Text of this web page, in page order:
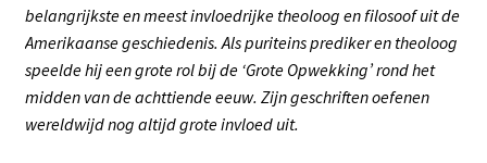
belangrijkste en meest invloedrijke theoloog en filosoof uit de
Amerikaanse geschiedenis. Als puriteins prediker en theoloog
speelde hij een grote rol bij de ‘Grote Opwekking’ rond het
midden van de achttiende eeuw. Zijn geschriften oefenen
wereldwijd nog altijd grote invloed uit.